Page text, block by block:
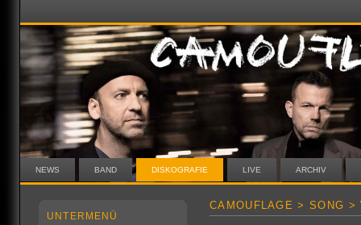
NEWS BAND DISKOGRAFIE LIVE ARCHIV
UNTERMENÜ
CAMOUFLAGE > SONG